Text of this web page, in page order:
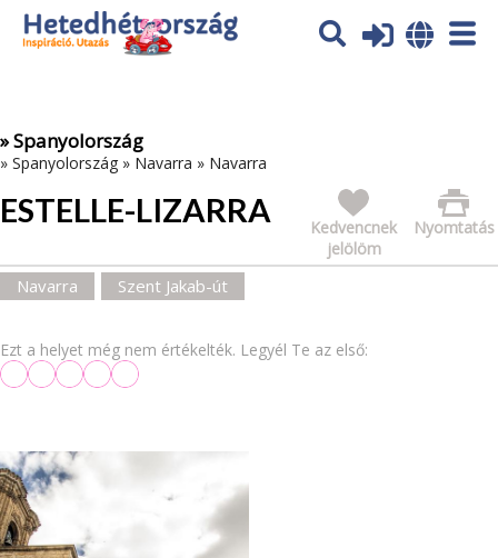
Az oldal sütiket (cookies) használ. További tájékoztatás itt:
Adatvédelmi tájékoztató
» Spanyolország
» Spanyolország » Navarra » Navarra
ESTELLE-LIZARRA Nyomtatás
Kedvencnek
jelölöm
Navarra Szent Jakab-út
Ezt a helyet még nem értékelték. Legyél Te az első: